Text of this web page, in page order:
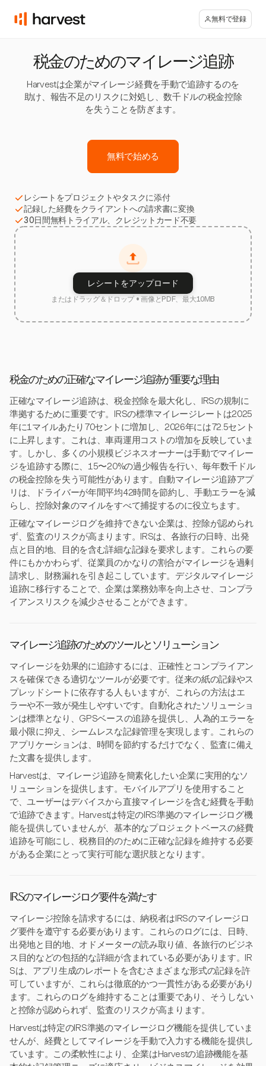
無料で登録
税金のためのマイレージ追跡
Harvestは企業がマイレージ経費を手動で追跡するのを
助け、報告不足のリスクに対処し、数千ドルの税金控除
を失うことを防ぎます。
無料で始める
レシートをプロジェクトやタスクに添付
記録した経費をクライアントへの請求書に変換
30日間無料トライアル、クレジットカード不要
レシートをアップロード
またはドラッグ＆ドロップ • 画像とPDF、最大10MB
税金のための正確なマイレージ追跡が重要な理由
正確なマイレージ追跡は、税金控除を最大化し、IRSの規制に
準拠するために重要です。IRSの標準マイレージレートは2025
年に1マイルあたり70セントに増加し、2026年には72.5セント
に上昇します。これは、車両運用コストの増加を反映していま
す。しかし、多くの小規模ビジネスオーナーは手動でマイレー
ジを追跡する際に、15〜20%の過少報告を行い、毎年数千ドル
の税金控除を失う可能性があります。自動マイレージ追跡アプ
リは、ドライバーが年間平均42時間を節約し、手動エラーを減
らし、控除対象のマイルをすべて捕捉するのに役立ちます。
正確なマイレージログを維持できない企業は、控除が認められ
ず、監査のリスクが高まります。IRSは、各旅行の日時、出発
点と目的地、目的を含む詳細な記録を要求します。これらの要
件にもかかわらず、従業員のかなりの割合がマイレージを過剰
請求し、財務漏れを引き起こしています。デジタルマイレージ
追跡に移行することで、企業は業務効率を向上させ、コンプラ
イアンスリスクを減少させることができます。
マイレージ追跡のためのツールとソリューション
マイレージを効果的に追跡するには、正確性とコンプライアン
スを確保できる適切なツールが必要です。従来の紙の記録やス
プレッドシートに依存する人もいますが、これらの方法はエ
ラーや不一致が発生しやすいです。自動化されたソリューショ
ンは標準となり、GPSベースの追跡を提供し、人為的エラーを
最小限に抑え、シームレスな記録管理を実現します。これらの
アプリケーションは、時間を節約するだけでなく、監査に備え
た文書を提供します。
Harvestは、マイレージ追跡を簡素化したい企業に実用的なソ
リューションを提供します。モバイルアプリを使用すること
で、ユーザーはデバイスから直接マイレージを含む経費を手動
で追跡できます。Harvestは特定のIRS準拠のマイレージログ機
能を提供していませんが、基本的なプロジェクトベースの経費
追跡を可能にし、税務目的のために正確な記録を維持する必要
がある企業にとって実行可能な選択肢となります。
IRSのマイレージログ要件を満たす
マイレージ控除を請求するには、納税者はIRSのマイレージロ
グ要件を遵守する必要があります。これらのログには、日時、
出発地と目的地、オドメーターの読み取り値、各旅行のビジネ
ス目的などの包括的な詳細が含まれている必要があります。IR
Sは、アプリ生成のレポートを含むさまざまな形式の記録を許
可していますが、これらは徹底的かつ一貫性がある必要があり
ます。これらのログを維持することは重要であり、そうしない
と控除が認められず、監査のリスクが高まります。
Harvestは特定のIRS準拠のマイレージログ機能を提供していま
せんが、経費としてマイレージを手動で入力する機能を提供し
ています。この柔軟性により、企業はHarvestの追跡機能を基